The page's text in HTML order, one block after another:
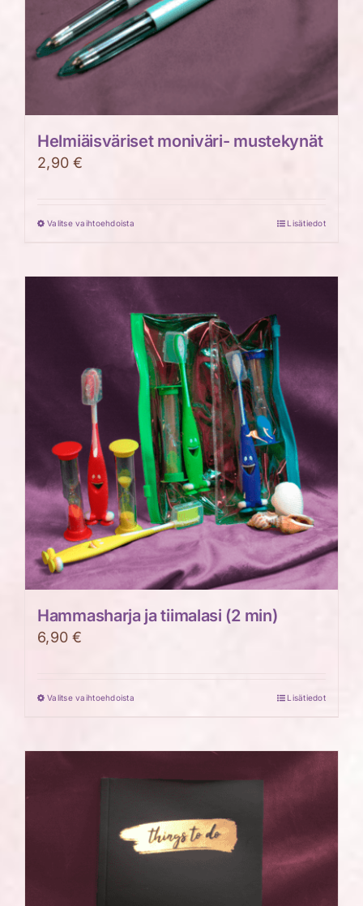
Helmiäisväriset moniväri- mustekynät
2,90€
Valitse vaihtoehdoistaTällä
on
muunnelma.
Voit
tehdä
valinnat
tuotteen
sivulla.
Lisätiedot
Hammasharja ja tiimalasi (2 min)
6,90€
Valitse vaihtoehdoistaTällä
on
useampi
muunnelma.
Voit
tehdä
Lisätiedot